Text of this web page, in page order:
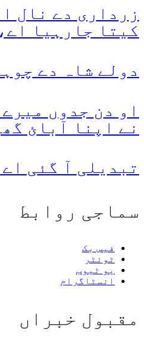
زرداری دے نال
کیتا جارہیا
دولے شاہ دے
او دن جدوں
نے اپنا آبائ
تبدیلی آ گئی
سماجی روابط
فیس بک
ٹوئٹر
یو ٹیوب
انسٹاگرام
مقبول خبراں